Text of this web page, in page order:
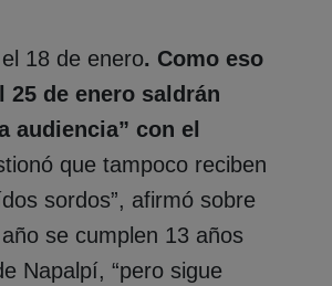
18 de enero. Como eso
de enero saldrán
audiencia” con el
que tampoco reciben
sordos”, afirmó sobre
se cumplen 13 años
Napalpí, “pero sigue